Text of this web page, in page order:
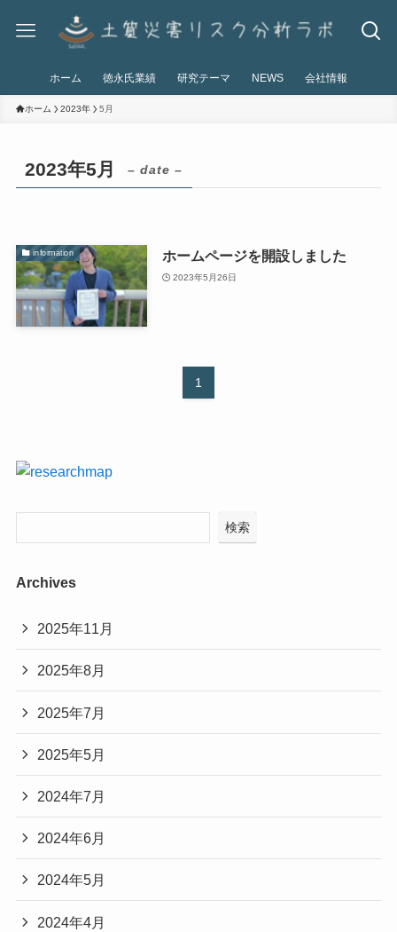
ホーム 徳永氏業績 研究テーマ NEWS 会社情報
ホーム 2023年 5月
2023年5月 – date –
information ホームページを開設しました
2023年5月26日
1
検索
Archives
2025年11月
2025年8月
2025年7月
2025年5月
2024年7月
2024年6月
2024年5月
2024年4月